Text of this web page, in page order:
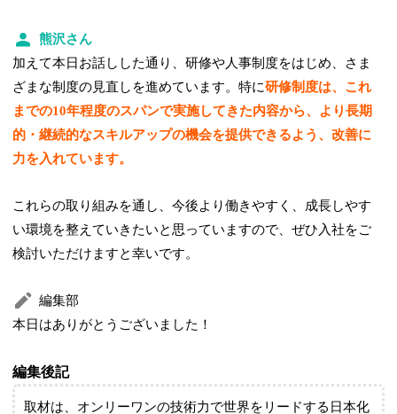
熊沢さん
加えて本日お話しした通り、研修や人事制度をはじめ、さま
ざまな制度の見直しを進めています。特に研修制度は、これ
までの10年程度のスパンで実施してきた内容から、より長期
的・継続的なスキルアップの機会を提供できるよう、改善に
力を入れています。
これらの取り組みを通し、今後より働きやすく、成長しやす
い環境を整えていきたいと思っていますので、ぜひ入社をご
検討いただけますと幸いです。
編集部
本日はありがとうございました！
編集後記
取材は、オンリーワンの技術力で世界をリードする日本化